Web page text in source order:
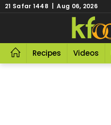
21 Safar 1448 | Aug 06, 2026
Recipes Videos